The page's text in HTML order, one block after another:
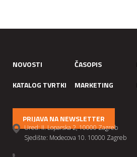
NOVOSTI ČASOPIS
KATALOG TVRTKI
MARKETING
PRIJAVA NA NEWSLETTER
Ured: II. Loparska 2, 10000 Zagreb
Sjedište: Modecova 10. 10000 Zagreb